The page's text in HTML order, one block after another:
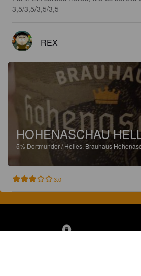
3,5/3,5/3,5/3,5
REX
HOHENASCHAU
5% Dortmunder / Helles. Brauhaus
3.0